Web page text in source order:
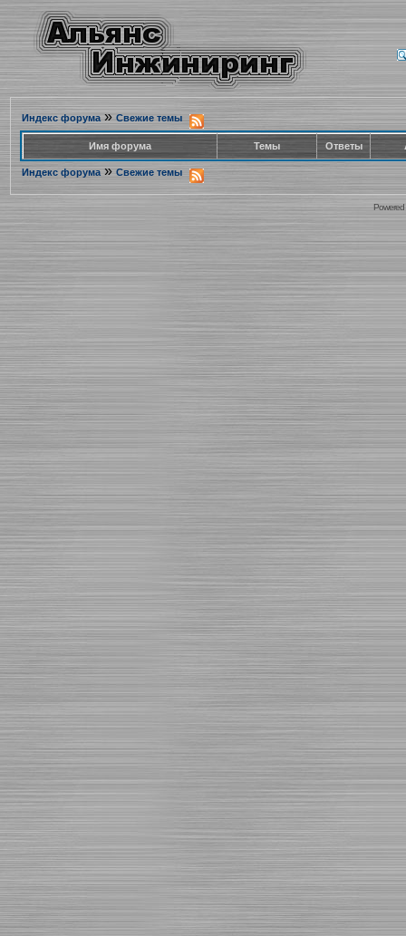
Индекс форума» Свежие темы
Имя форума Темы Ответы
Индекс форума » Свежие темы